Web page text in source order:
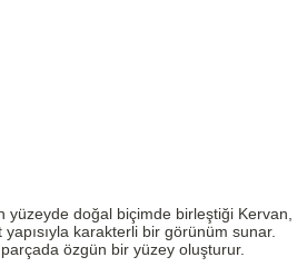
yüzeyde doğal biçimde birleştiği Kervan,
karakterli bir görünüm sunar.
özgün bir yüzey oluşturur.